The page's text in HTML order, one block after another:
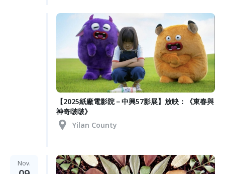
【2025紙廠電影院－中興57影展】放映：《東春與
神奇啵啵》
Yilan County
Nov.